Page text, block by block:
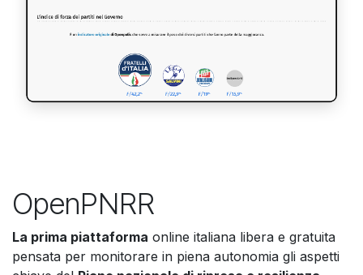
OpenPNRR​
La prima piattaforma online italiana libera e gratuita
pensata per monitorare in piena autonomia gli aspetti